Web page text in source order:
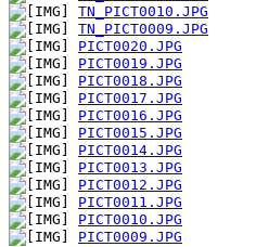
TN_PICT0010.JPG
TN_PICT0009.JPG
PICT0020.JPG
PICT0019.JPG
PICT0018.JPG
PICT0017.JPG
PICT0016.JPG
PICT0015.JPG
PICT0014.JPG
PICT0013.JPG
PICT0012.JPG
PICT0011.JPG
PICT0010.JPG
PICT0009.JPG